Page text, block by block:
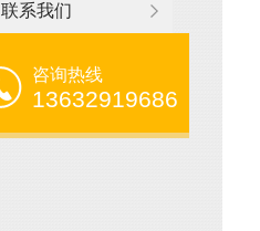
联系我们
咨询热线
13632919686